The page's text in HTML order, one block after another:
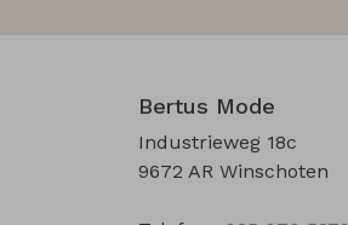
Bertus Mode
Industrieweg 18c
9672 AR Winschoten